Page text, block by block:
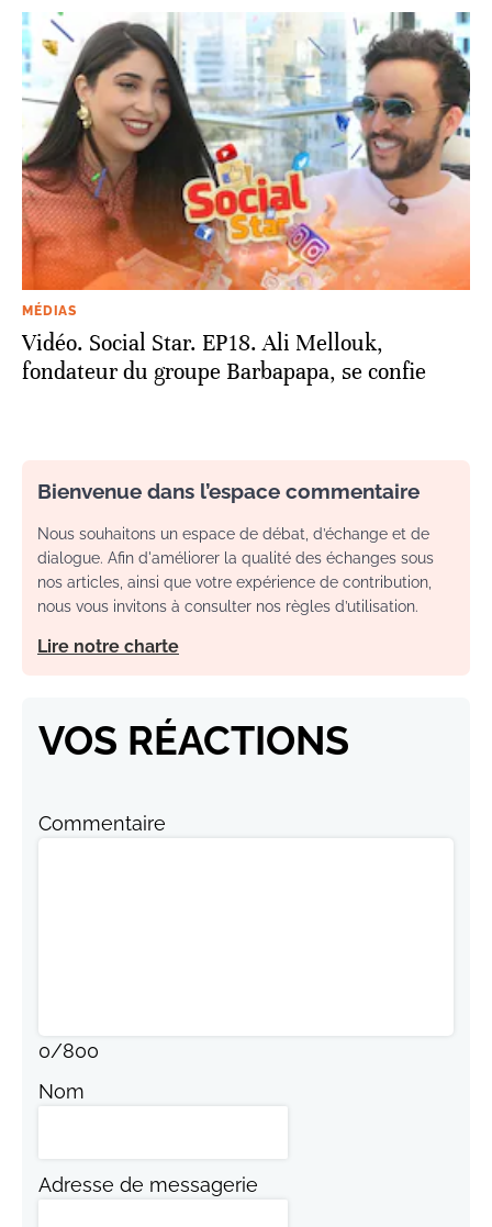
MÉDIAS
Vidéo. Social Star. EP18. Ali Mellouk,
fondateur du groupe Barbapapa, se confie
Bienvenue dans l’espace commentaire
Nous souhaitons un espace de débat, d’échange et de
dialogue. Afin d'améliorer la qualité des échanges sous
nos articles, ainsi que votre expérience de contribution,
nous vous invitons à consulter nos règles d’utilisation.
Lire notre charte
VOS RÉACTIONS
Commentaire
0/800
Nom
Adresse de messagerie